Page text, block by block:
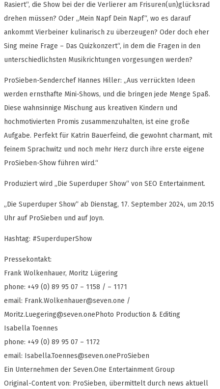
Rasiert“, die Show bei der die Verlierer am Frisuren(un)glücksrad
drehen müssen? Oder „Mein Napf Dein Napf“, wo es darauf
ankommt Vierbeiner kulinarisch zu überzeugen? Oder doch eher
Sing meine Frage – Das Quizkonzert“, in dem die Fragen in den
unterschiedlichsten Musikrichtungen vorgesungen werden?
ProSieben-Senderchef Hannes Hiller: „Aus verrückten Ideen
werden ernsthafte Mini-Shows, und die bringen jede Menge Spaß.
Diese wahnsinnige Mischung aus kreativen Kindern und
hochmotivierten Promis zusammenzuhalten, ist eine große
Aufgabe. Perfekt für Katrin Bauerfeind, die gewohnt charmant, mit
feinem Sprachwitz und noch mehr Herz durch ihre erste eigene
ProSieben-Show führen wird.“
Produziert wird „Die Superduper Show“ von SEO Entertainment.
„Die Superduper Show“ ab Dienstag, 17. September 2024, um 20:15
Uhr auf ProSieben und auf Joyn.
Hashtag: #SuperduperShow
Pressekontakt:
Frank Wolkenhauer, Moritz Lügering
phone: +49 (0) 89 95 07 – 1158 / – 1171
email: Frank.Wolkenhauer@seven.one /
Moritz.Luegering@seven.onePhoto Production & Editing
Isabella Toennes
phone: +49 (0) 89 95 07 – 1172
email: Isabella.Toennes@seven.oneProSieben
Ein Unternehmen der Seven.One Entertainment Group
Original-Content von: ProSieben, übermittelt durch news aktuell